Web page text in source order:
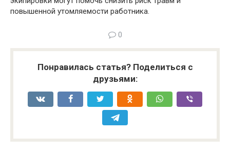
повышенной утомляемости работника.
0
Понравилась статья? Поделиться с
друзьями: